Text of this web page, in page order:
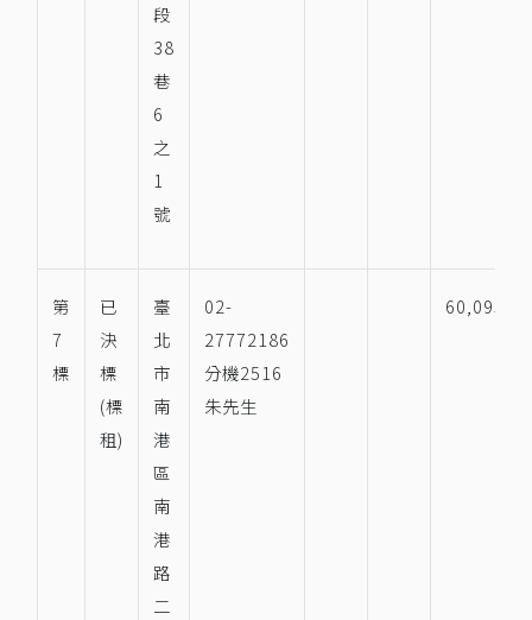
段
38
巷
6
之
1
號
第
7
標
已
決
標
(標
租)
臺
北
市
南
港
區
南
港
路
二
02-
27772186
分機2516
朱先生
60,095